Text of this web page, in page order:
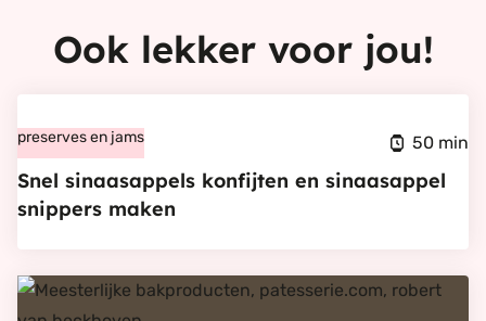
Ook lekker voor jou!
Snel
sinaasappels
konfijten
snippers
preserves en jams 50 min
Snel sinaasappels konfijten en sinaasappel
snippers maken
Bekijk